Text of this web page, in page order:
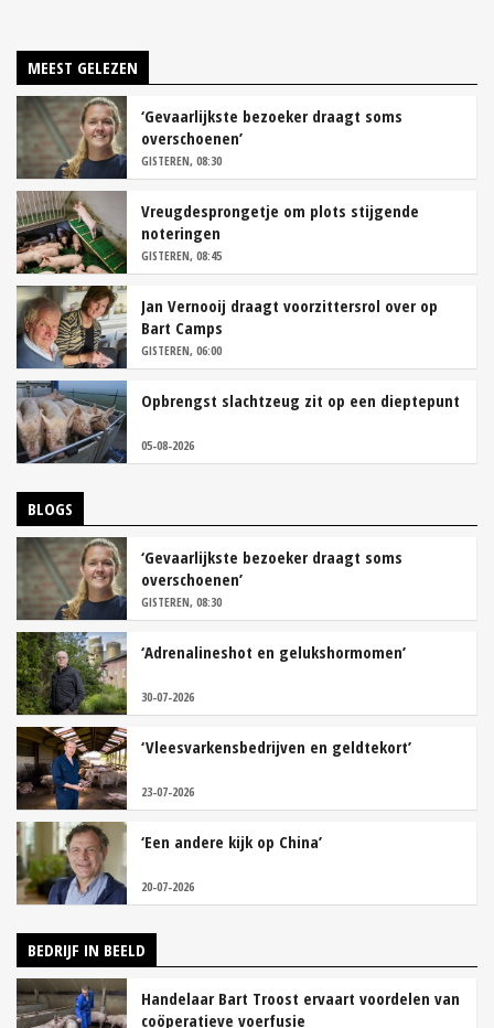
MEEST GELEZEN
‘Gevaarlijkste bezoeker draagt soms
overschoenen’
GISTEREN, 08:30
Vreugdesprongetje om plots stijgende
noteringen
GISTEREN, 08:45
Jan Vernooij draagt voorzittersrol over op
Bart Camps
GISTEREN, 06:00
Opbrengst slachtzeug zit op een dieptepunt
05-08-2026
BLOGS
‘Gevaarlijkste bezoeker draagt soms
overschoenen’
GISTEREN, 08:30
‘Adrenalineshot en gelukshormomen’
30-07-2026
‘Vleesvarkensbedrijven en geldtekort’
23-07-2026
‘Een andere kijk op China’
20-07-2026
BEDRIJF IN BEELD
Handelaar Bart Troost ervaart voordelen van
coöperatieve voerfusie